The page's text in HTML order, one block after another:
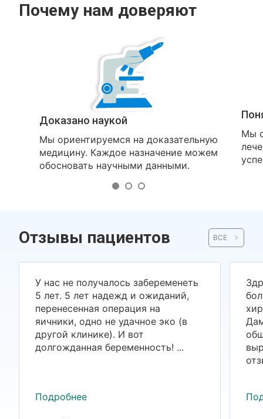
Почему нам доверяют
Доказано наукой
Мы ориентируемся на доказательную
медицину. Каждое назначение можем
обосновать научными данными.
Мы
Отзывы пациентов ВСЕ
У нас не получалось забеременеть
5 лет. 5 лет надежд и ожиданий,
перенесенная операция на
яичники, одно не удачное эко (в
другой клинике). И вот
долгожданная беременность! ...
Подробнее